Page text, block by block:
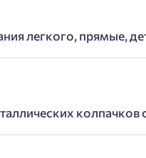
легкого, прямые,
колпачков